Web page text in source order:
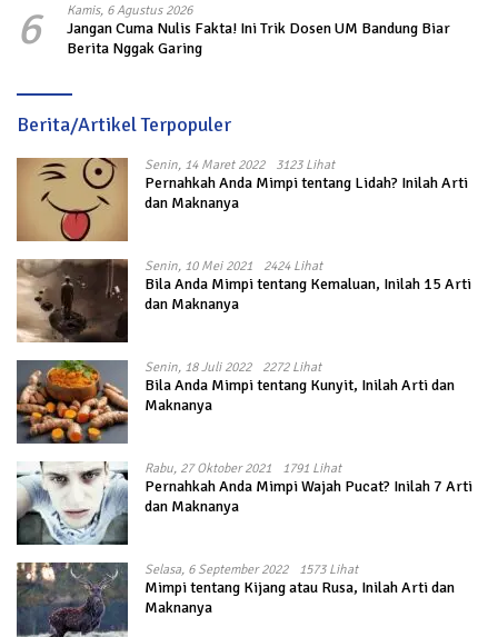
6 Kamis, 6 Agustus 2026
Jangan Cuma Nulis Fakta! Ini Trik Dosen UM Bandung Biar
Berita Nggak Garing
Berita/Artikel Terpopuler
Senin, 14 Maret 2022 3123 Lihat
Pernahkah Anda Mimpi tentang Lidah? Inilah Arti
dan Maknanya
Senin, 10 Mei 2021 2424 Lihat
Bila Anda Mimpi tentang Kemaluan, Inilah 15 Arti
dan Maknanya
Senin, 18 Juli 2022 2272 Lihat
Bila Anda Mimpi tentang Kunyit, Inilah Arti dan
Maknanya
Rabu, 27 Oktober 2021 1791 Lihat
Pernahkah Anda Mimpi Wajah Pucat? Inilah 7 Arti
dan Maknanya
Selasa, 6 September 2022 1573 Lihat
Mimpi tentang Kijang atau Rusa, Inilah Arti dan
Maknanya